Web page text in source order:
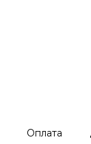
Оплата